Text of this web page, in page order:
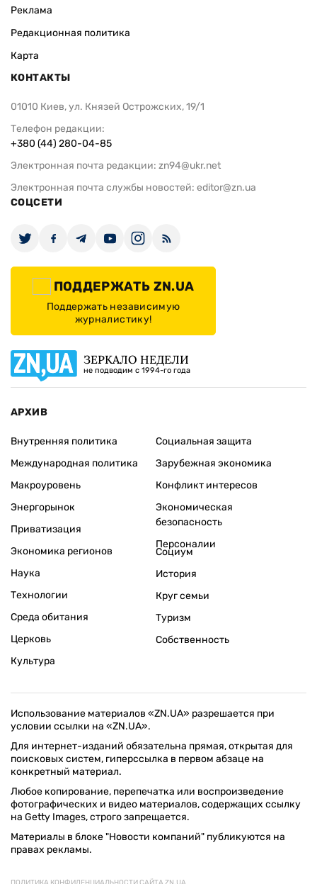
Реклама
Редакционная политика
Карта
КОНТАКТЫ
01010 Киев, ул. Князей Острожских, 19/1
Телефон редакции:
+380 (44) 280-04-85
Электронная почта редакции: zn94@ukr.net
Электронная почта службы новостей: editor@zn.ua
СОЦСЕТИ
ПОДДЕРЖАТЬ ZN.UA
Поддержать независимую
журналистику!
ЗЕРКАЛО НЕДЕЛИ
не подводим с 1994-го года
АРХИВ
Внутренняя политика
Международная политика
Макроуровень
Энергорынок
Приватизация
Экономика регионов
Социальная защита
Зарубежная экономика
Конфликт интересов
Экономическая
безопасность
Персоналии
Наука
Технологии
Среда обитания
Церковь
Культура
Социум
История
Круг семьи
Туризм
Собственность
Использование материалов «ZN.UA» разрешается при
условии ссылки на «ZN.UA».
Для интернет-изданий обязательна прямая, открытая для
поисковых систем, гиперссылка в первом абзаце на
конкретный материал.
Любое копирование, перепечатка или воспроизведение
фотографических и видео материалов, содержащих ссылку
на Getty Images, строго запрещается.
Материалы в блоке "Новости компаний" публикуются на
правах рекламы.